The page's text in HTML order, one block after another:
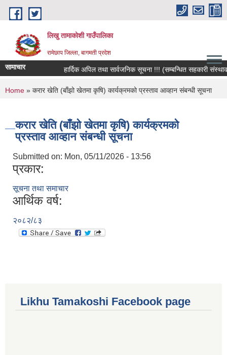
Skip to main content
लिखु तामाकोशी गाउँपालिका
रामेछाप जिल्ला, बागमती प्रदेश
सामाचार हार्दिक अपिल तथा सार्वजनिक सूचना !!! (सम्बन्धित सहकारी संस्थाका
You are here
Home » करार खेति (बाँझो खेतमा कृषि) कार्यक्रमको प्रस्ताव आव्हान संबन्धी सूचना
करार खेति (बाँझो खेतमा कृषि) कार्यक्रमको
प्रस्ताव आव्हान संबन्धी सूचना
Submitted on: Mon, 05/11/2026 - 13:56
प्रकार:
सूचना तथा समाचार
आर्थिक वर्ष:
२०८२/८३
Likhu Tamakoshi Facebook page